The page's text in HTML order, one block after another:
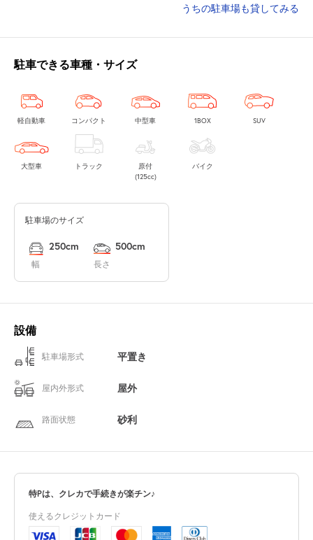
うちの駐車場も貸してみる
駐車できる車種・サイズ
軽自動車 コンパクト 中型車 1BOX SUV
大型車 トラック
原付
(125cc)
バイク
駐車場のサイズ
幅
250cm
長さ
500cm
設備
駐車場形式 平置き
屋内外形式 屋外
路面状態 砂利
特Pは、クレカで手続きが楽チン♪
使えるクレジットカード